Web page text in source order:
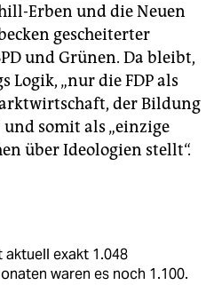
Erben und die Neuen
gescheiterter
und Grünen. Da bleibt,
Logik, „nur die FDP als
der Bildung
somit als „einzige
über Ideologien stellt“.
aktuell exakt 1.048
waren es noch 1.100.